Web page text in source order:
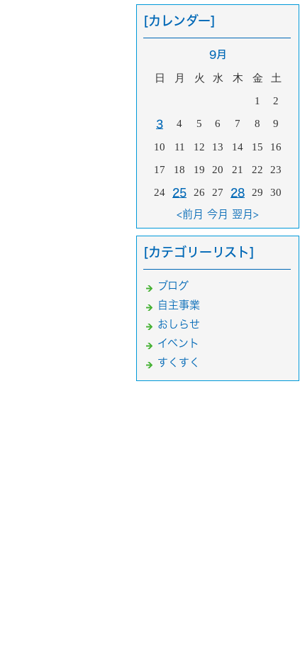
[カレンダー]
9月
日 月 火 水 木 金
土
1
2
3 4 5 6 7 8 9
10 11 12 13 14 15
16
17
18 19 20 21 22
23
24
25 26 27 28 29 30
<前月 今月 翌月>
[カテゴリーリスト]
ブログ
自主事業
おしらせ
イベント
すくすく